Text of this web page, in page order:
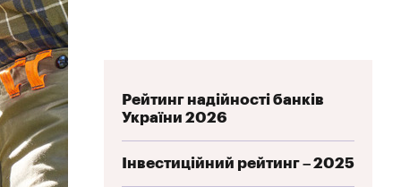
Рейтинг надійності банків
України 2026
Інвестиційний рейтинг – 2025